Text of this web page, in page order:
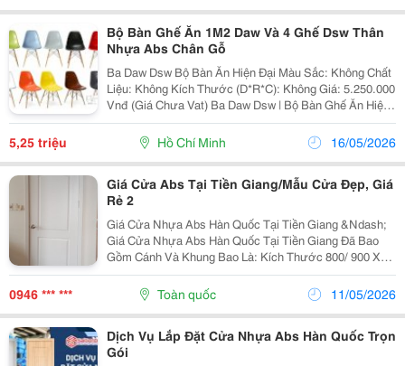
Bộ Bàn Ghế Ăn 1M2 Daw Và 4 Ghế Dsw Thân
Nhựa Abs Chân Gỗ
Ba Daw Dsw Bộ Bàn Ăn Hiện Đại Màu Sắc: Không Chất
Liệu: Không Kích Thước (D*R*C): Không Giá: 5.250.000
Vnđ (Giá Chưa Vat) Ba Daw Dsw | Bộ Bàn Ghế Ăn Hiện
Đại Tphcm ( 1 Bàn + 4 Ghế) Bộ Bàn Ghế Ăn 1M2 Daw
Và 4 Ghế Dsw Thân Nhựa Abs Chân...
5,25 triệu Hồ Chí Minh 16/05/2026
Giá Cửa Abs Tại Tiền Giang/Mẫu Cửa Đẹp, Giá
Rẻ 2
Giá Cửa Nhựa Abs Hàn Quốc Tại Tiền Giang &Ndash;
Giá Cửa Nhựa Abs Hàn Quốc Tại Tiền Giang Đã Bao
Gồm Cánh Và Khung Bao Là: Kích Thước 800/ 900 X
2100Mm: 3.200.000Đ/ Bộ Kích Thước 800/ 900 X
2100Mm: 3.300.000Đ/ Bộ &Ndash; Độ Dày Cánh:
40Mm. ...
0946 *** *** Toàn quốc 11/05/2026
Dịch Vụ Lắp Đặt Cửa Nhựa Abs Hàn Quốc Trọn
Gói